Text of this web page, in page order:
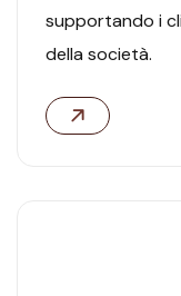
supportando i
della società.